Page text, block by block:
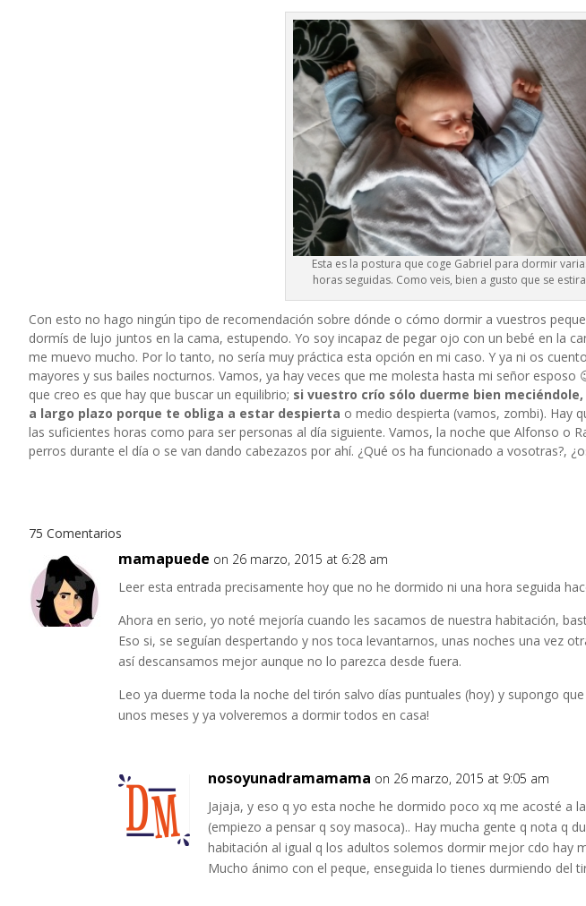
Esta es la postura que coge Gabriel para dormir
horas seguidas. Como veis, bien a gusto que se
Con esto no hago ningún tipo de recomendación sobre dónde o cómo dormir a vuestros
dormís de lujo juntos en la cama, estupendo. Yo soy incapaz de pegar ojo con un bebé en la
me muevo mucho. Por lo tanto, no sería muy práctica esta opción en mi caso. Y ya ni os
mayores y sus bailes nocturnos. Vamos, ya hay veces que me molesta hasta mi señor esposo
que creo es que hay que buscar un equilibrio; si vuestro crío sólo duerme bien
a largo plazo porque te obliga a estar despierta o medio despierta (vamos, zombi). Hay
las suficientes horas como para ser personas al día siguiente. Vamos, la noche que Alfonso o
perros durante el día o se van dando cabezazos por ahí. ¿Qué os ha funcionado a vosotras?,
75 Comentarios
mamapuede on 26 marzo, 2015 at 6:28 am
Leer esta entrada precisamente hoy que no he dormido ni una hora seguida
Ahora en serio, yo noté mejoría cuando les sacamos de nuestra habitación,
Eso si, se seguían despertando y nos toca levantarnos, unas noches una vez
así descansamos mejor aunque no lo parezca desde fuera.
Leo ya duerme toda la noche del tirón salvo días puntuales (hoy) y supongo
unos meses y ya volveremos a dormir todos en casa!
nosoyunadramamama on 26 marzo, 2015 at 9:05 am
Jajaja, y eso q yo esta noche he dormido poco xq me acosté a
(empiezo a pensar q soy masoca).. Hay mucha gente q nota q
habitación al igual q los adultos solemos dormir mejor cdo hay
Mucho ánimo con el peque, enseguida lo tienes durmiendo del